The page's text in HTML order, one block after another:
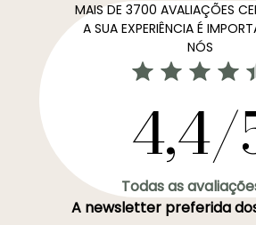
MAIS DE 3700 AVALIAÇÕES
A SUA EXPERIÊNCIA É
NÓS
4,4/
Todas as
A newsletter preferida